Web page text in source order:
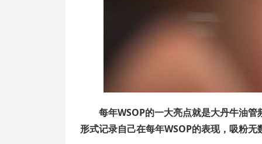
每年WSOP的一大亮点就是大丹牛油
形式记录自己在每年WSOP的表现，吸粉无